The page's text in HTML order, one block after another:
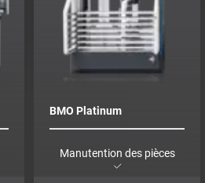
BMO Platinum
Manutention des pièces